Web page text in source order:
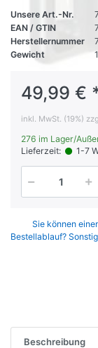
Unsere Art.-Nr.
EAN / GTIN
Herstellernummer
Gewicht
49,99 €
inkl. MwSt. (19%)
276 im Lager/
Lieferzeit:
1-7
Sie können
Bestellablauf?
Beschreibung